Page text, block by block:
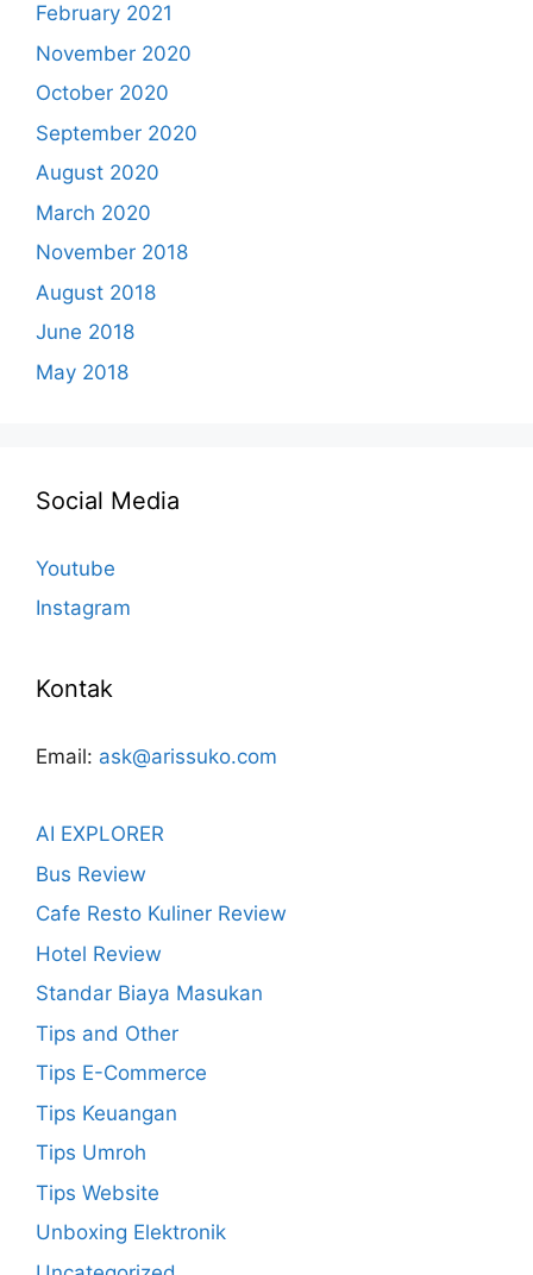
February 2021
November 2020
October 2020
September 2020
August 2020
March 2020
November 2018
August 2018
June 2018
May 2018
Social Media
Youtube
Instagram
Kontak
Email: ask@arissuko.com
AI EXPLORER
Bus Review
Cafe Resto Kuliner Review
Hotel Review
Standar Biaya Masukan
Tips and Other
Tips E-Commerce
Tips Keuangan
Tips Umroh
Tips Website
Unboxing Elektronik